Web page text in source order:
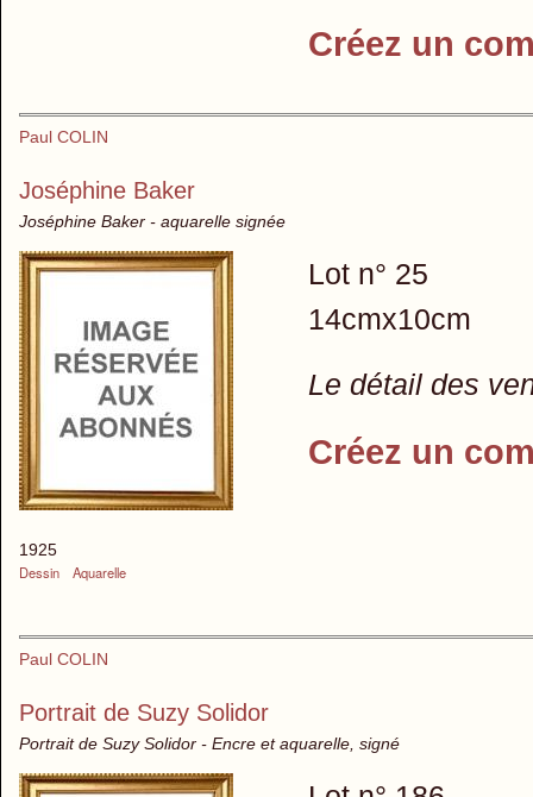
Créez un
Paul COLIN
Joséphine Baker
Joséphine Baker - aquarelle signée
1925
Dessin
Aquarelle
Lot n° 25
14cmx10cm
Le détail des
Créez un
Paul COLIN
Portrait de Suzy Solidor
Portrait de Suzy Solidor - Encre et aquarelle, signé